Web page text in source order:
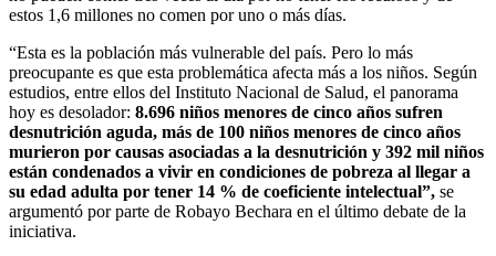
estos 1,6 millones no comen por uno o más días.
“Esta es la población más vulnerable del país. Pero lo más
preocupante es que esta problemática afecta más a los niños. Según
estudios, entre ellos del Instituto Nacional de Salud, el panorama
hoy es desolador: 8.696 niños menores de cinco años sufren
desnutrición aguda, más de 100 niños menores de cinco años
murieron por causas asociadas a la desnutrición y 392 mil niños
están condenados a vivir en condiciones de pobreza al llegar a
su edad adulta por tener 14 % de coeficiente intelectual”, se
argumentó por parte de Robayo Bechara en el último debate de la
iniciativa.